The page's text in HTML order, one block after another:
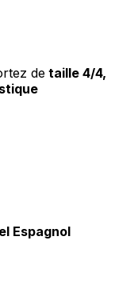
de taille 4/4,
Espagnol